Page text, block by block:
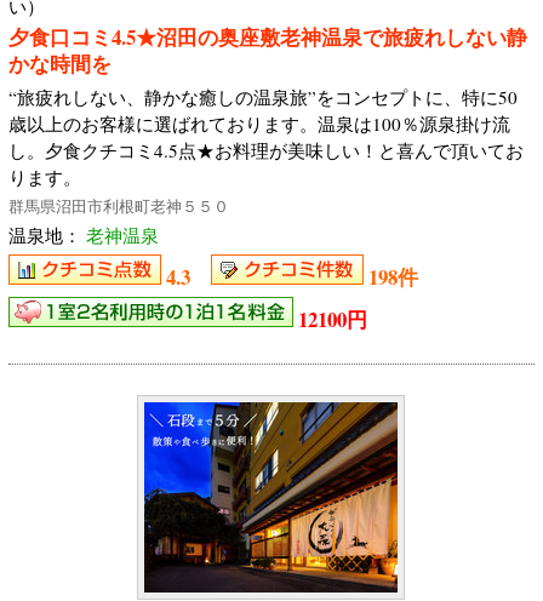
い）
夕食口コミ4.5★沼田の奥座敷老神温泉で旅疲れしない静
かな時間を
“旅疲れしない、静かな癒しの温泉旅”をコンセプトに、特に50
歳以上のお客様に選ばれております。温泉は100％源泉掛け流
し。夕食クチコミ4.5点★お料理が美味しい！と喜んで頂いてお
ります。
群馬県沼田市利根町老神５５０
温泉地： 老神温泉
4.3
198件
12100円